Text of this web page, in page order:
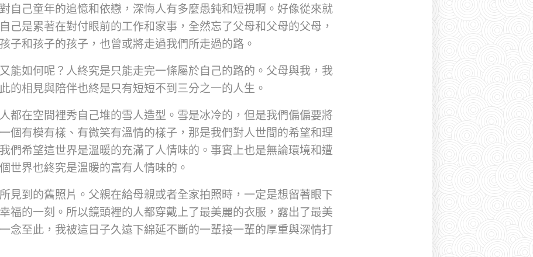
自己童年的追憶和依戀，深悔人有多麼愚鈍和短視啊。好像從來就
己是累著在對付眼前的工作和家事，全然忘了父母和父母的父母，
子和孩子的孩子，也曾或將走過我們所走過的路。
能如何呢？人終究是只能走完一條屬於自己的路的。父母與我，我
的相見與陪伴也終是只有短短不到三分之一的人生。
都在空間裡秀自己堆的雪人造型。雪是冰冷的，但是我們偏偏要將
個有模有樣、有微笑有溫情的樣子，那是我們對人世間的希望和理
們希望這世界是溫暖的充滿了人情味的。事實上也是無論環境和遭
世界也終究是溫暖的富有人情味的。
見到的舊照片。父親在給母親或者全家拍照時，一定是想留著眼下
福的一刻。所以鏡頭裡的人都穿戴上了最美麗的衣服，露出了最美
念至此，我被這日子久遠下綿延不斷的一輩接一輩的厚重與深情打